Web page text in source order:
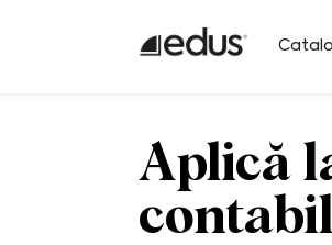
Aplică
contabil